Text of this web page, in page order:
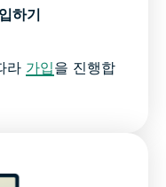
하기
라 가입을 진행합